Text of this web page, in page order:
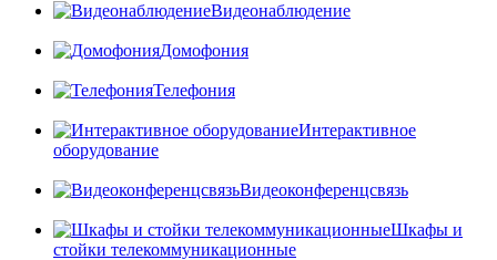
Видеонаблюдение
Домофония
Телефония
Интерактивное
оборудование
Видеоконференцсвязь
Шкафы и
стойки телекоммуникационные